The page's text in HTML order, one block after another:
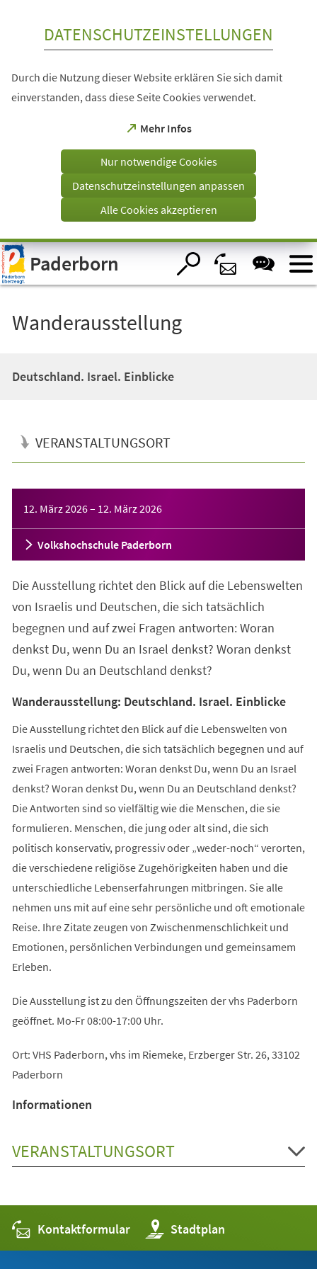
Visuelle
Assistenzsoftware
öffnen.
DATENSCHUTZEINSTELLUNGEN
Durch die Nutzung dieser Website erklären Sie sich damit
einverstanden, dass diese Seite Cookies verwendet.
Mehr Infos
(Öffnet
einem
Tab)
Nur notwendige Cookies
Datenschutzeinstellungen anpassen
Alle Cookies akzeptieren
Paderborn
Wanderausstellung
Deutschland. Israel. Einblicke
VERANSTALTUNGSORT
12. März 2026– 12. März 2026
Volkshochschule Paderborn
Die Ausstellung richtet den Blick auf die Lebenswelten
von Israelis und Deutschen, die sich tatsächlich
begegnen und auf zwei Fragen antworten: Woran
denkst Du, wenn Du an Israel denkst? Woran denkst
Du, wenn Du an Deutschland denkst?
Wanderausstellung: Deutschland. Israel. Einblicke
Die Ausstellung richtet den Blick auf die Lebenswelten von
Israelis und Deutschen, die sich tatsächlich begegnen und auf
zwei Fragen antworten: Woran denkst Du, wenn Du an Israel
denkst? Woran denkst Du, wenn Du an Deutschland denkst?
Die Antworten sind so vielfältig wie die Menschen, die sie
formulieren. Menschen, die jung oder alt sind, die sich
politisch konservativ, progressiv oder „weder-noch“ verorten,
die verschiedene religiöse Zugehörigkeiten haben und die
unterschiedliche Lebenserfahrungen mitbringen. Sie alle
nehmen uns mit auf eine sehr persönliche und oft emotionale
Reise. Ihre Zitate zeugen von Zwischenmenschlichkeit und
Emotionen, persönlichen Verbindungen und gemeinsamem
Erleben.
Die Ausstellung ist zu den Öffnungszeiten der vhs Paderborn
geöffnet. Mo-Fr 08:00-17:00 Uhr.
Ort: VHS Paderborn, vhs im Riemeke, Erzberger Str. 26, 33102
Paderborn
Informationen
VERANSTALTUNGSORT
Kontaktformular Stadtplan
(Öffnet
in
einem